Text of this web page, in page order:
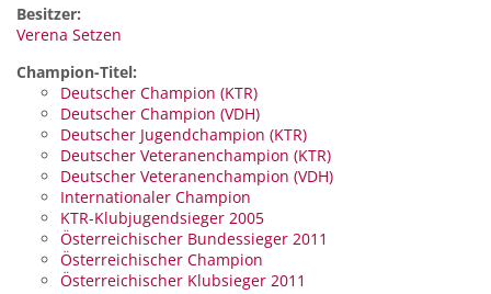
Besitzer:
Verena Setzen
Champion-Titel:
Deutscher Champion (KTR)
Deutscher Champion (VDH)
Deutscher Jugendchampion (KTR)
Deutscher Veteranenchampion (KTR)
Deutscher Veteranenchampion (VDH)
Internationaler Champion
KTR-Klubjugendsieger 2005
Österreichischer Bundessieger 2011
Österreichischer Champion
Österreichischer Klubsieger 2011